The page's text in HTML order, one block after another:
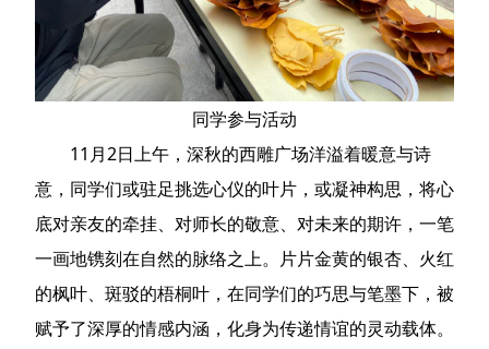
同学参与活动
11月2日上午，深秋的西雕广场洋溢着暖意与诗
意，同学们或驻足挑选心仪的叶片，或凝神构思，将心
底对亲友的牵挂、对师长的敬意、对未来的期许，一笔
一画地镌刻在自然的脉络之上。片片金黄的银杏、火红
的枫叶、斑驳的梧桐叶，在同学们的巧思与笔墨下，被
赋予了深厚的情感内涵，化身为传递情谊的灵动载体。